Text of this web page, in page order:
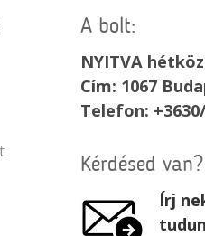
A bolt:
NYITVA
Cím: 1067
Telefon:
Kérdésed van?
Írj